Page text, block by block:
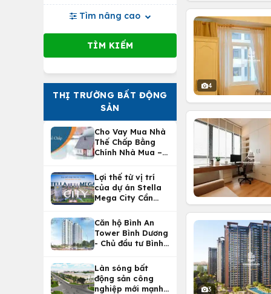
Tìm nâng cao
THỊ TRƯỜNG BẤT ĐỘNG
SẢN
Cho Vay Mua Nhà
Thế Chấp Bằng
Chính Nhà Mua –
Nhà Tại
Vietcombank
Lợi thế từ vị trí
của dự án Stella
Mega City Cần
Căn hộ Bình An
Tower Bình Dương
- Chủ đầu tư Bình
Làn sóng bất
động sản công
nghiệp mới mạnh
4
3